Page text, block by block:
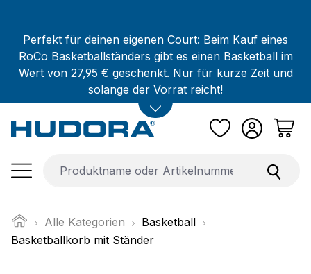
Perfekt für deinen eigenen Court: Beim Kauf eines
RoCo Basketballständers gibt es einen Basketball im
Wert von 27,95 € geschenkt. Nur für kurze Zeit und
solange der Vorrat reicht!
Alle Kategorien
Basketball
Basketballkorb mit Ständer